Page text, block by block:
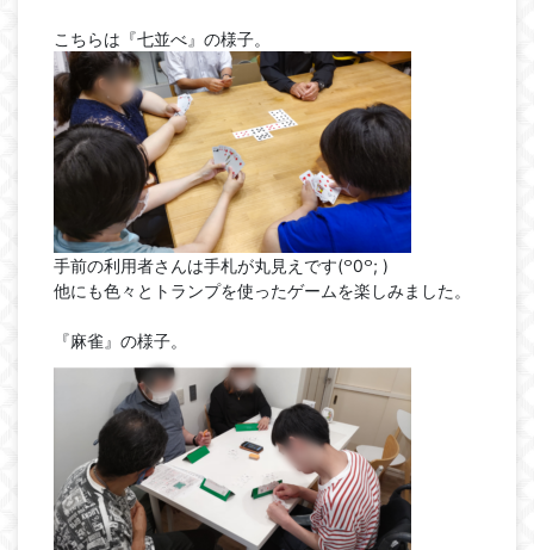
こちらは『七並べ』の様子。
手前の利用者さんは手札が丸見えです(꒪0꒪; )
他にも色々とトランプを使ったゲームを楽しみました。
『麻雀』の様子。